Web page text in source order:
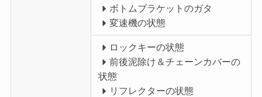
ボトムブラケットのガタ
変速機の状態
ロックキーの状態
前後泥除け＆チェーンカバーの
状態
リフレクターの状態